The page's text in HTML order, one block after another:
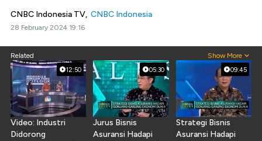
CNBC Indonesia TV, CNBC Indonesia
28 February 2024 19:16
Related Show More
12:50
Video: Industri
Didorong
05:30
Jurus Bisnis
Asuransi Hadapi
09:45
Strategi Bisnis
Asuransi Hadapi